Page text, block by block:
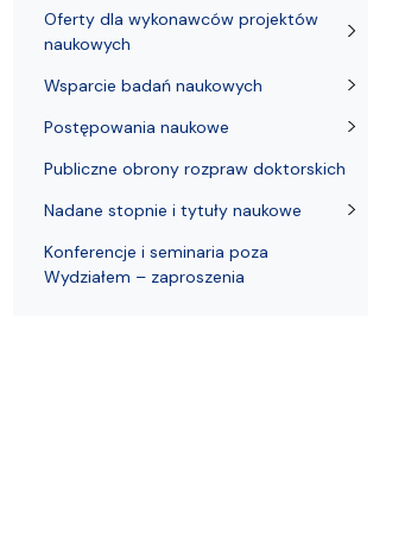
Oferty dla wykonawców projektów
naukowych
Wsparcie badań naukowych
Postępowania naukowe
Publiczne obrony rozpraw doktorskich
Nadane stopnie i tytuły naukowe
Konferencje i seminaria poza
Wydziałem – zaproszenia